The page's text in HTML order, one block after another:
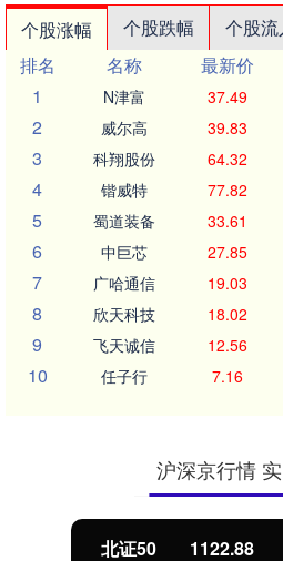
个股涨幅 个股跌幅 个股流
排名
名称 最新价
1
N津富 37.49
2 威尔高 39.83
3 科翔股份 64.32
4 锴威特 77.82
5 蜀道装备 33.61
6 中巨芯 27.85
7 广哈通信 19.03
8 欣天科技 18.02
9 飞天诚信 12.56
10 任子行 7.16
沪深京行情
北证50 1122.88